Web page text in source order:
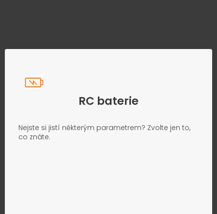
RC baterie
Nejste si jistí některým parametrem? Zvolte jen to,
co znáte.